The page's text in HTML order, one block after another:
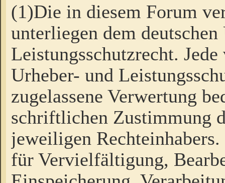
(1)Die in diesem Forum
unterliegen dem
Leistungsschutzrecht.
Urheber- und
zugelassene Verwertung
schriftlichen Zustimmung
jeweiligen
für Vervielfältigung,